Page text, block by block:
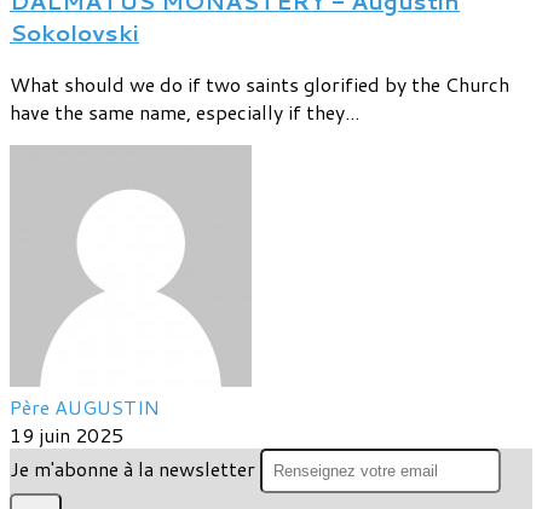
Sokolovski
What should we do if two saints glorified by the Church
have the same name, especially if they...
Père AUGUSTIN
19 juin 2025
Je m'abonne à la newsletter